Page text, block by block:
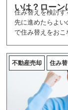
いは？ローン
～
住み替えを検討
先に進めたらよい
で住み替えをお
不動産売却 住み替